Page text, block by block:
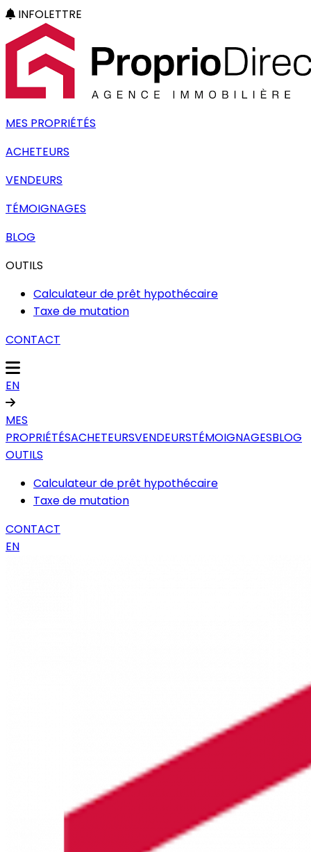
INFOLETTRE
MES PROPRIÉTÉS
ACHETEURS
VENDEURS
TÉMOIGNAGES
BLOG
OUTILS
Calculateur de prêt hypothécaire
Taxe de mutation
CONTACT
EN
MES
PROPRIÉTÉSACHETEURSVENDEURSTÉMOIGNAGESBLOG
OUTILS
Calculateur de prêt hypothécaire
Taxe de mutation
CONTACT
EN